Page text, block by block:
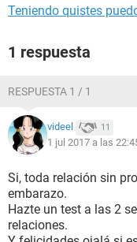
Teniendo quistes
1 respuesta
RESPUESTA 1 / 1
videel 11
1 jul 2017 a las
Si, toda relación sin
embarazo.
Hazte un test a las 2
relaciones.